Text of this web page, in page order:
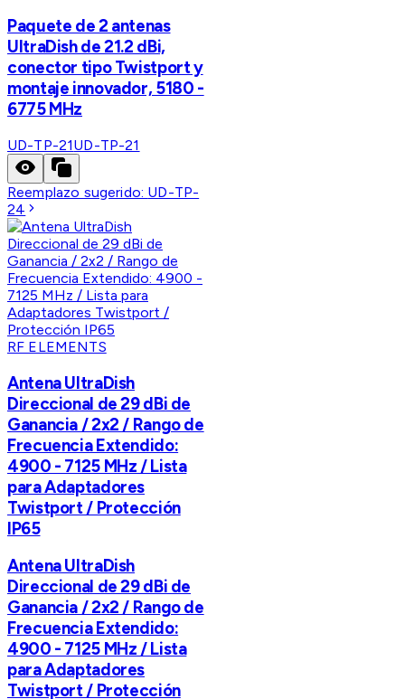
Paquete de 2 antenas
UltraDish de 21.2 dBi,
conector tipo Twistport y
montaje innovador, 5180 -
6775 MHz
UD-TP-21UD-TP-21
Reemplazo sugerido: UD-TP-
24
RF ELEMENTS
Antena UltraDish
Direccional de 29 dBi de
Ganancia / 2x2 / Rango de
Frecuencia Extendido:
4900 - 7125 MHz / Lista
para Adaptadores
Twistport / Protección
IP65
Antena UltraDish
Direccional de 29 dBi de
Ganancia / 2x2 / Rango de
Frecuencia Extendido:
4900 - 7125 MHz / Lista
para Adaptadores
Twistport / Protección